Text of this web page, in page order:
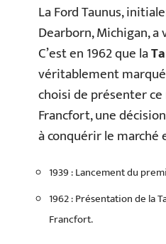
La Ford Taunus,
Dearborn, Michigan, a
C’est en 1962 que la
véritablement
choisi de présenter ce
Francfort, une
à conquérir le marché
1939 : Lancement du
1962 : Présentation de la
Francfort.